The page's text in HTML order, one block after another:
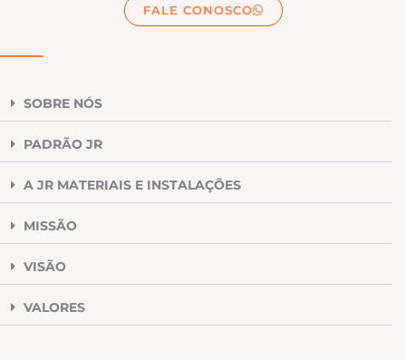
FALE CONOSCO
SOBRE NÓS
PADRÃO JR
A JR MATERIAIS E INSTALAÇÕES
MISSÃO
VISÃO
VALORES